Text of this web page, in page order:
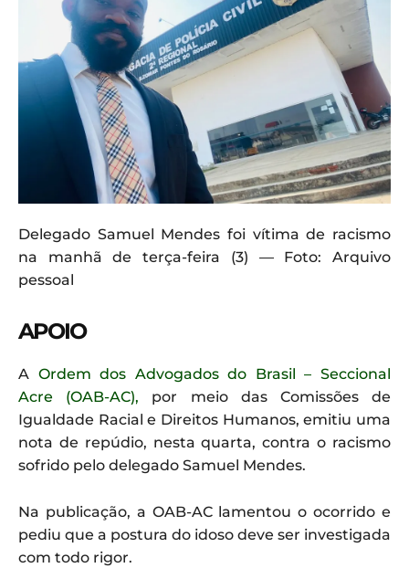
Delegado Samuel Mendes foi vítima de racismo
na manhã de terça-feira (3) — Foto: Arquivo
pessoal
APOIO
A Ordem dos Advogados do Brasil – Seccional
Acre (OAB-AC), por meio das Comissões de
Igualdade Racial e Direitos Humanos, emitiu uma
nota de repúdio, nesta quarta, contra o racismo
sofrido pelo delegado Samuel Mendes.
Na publicação, a OAB-AC lamentou o ocorrido e
pediu que a postura do idoso deve ser investigada
com todo rigor.